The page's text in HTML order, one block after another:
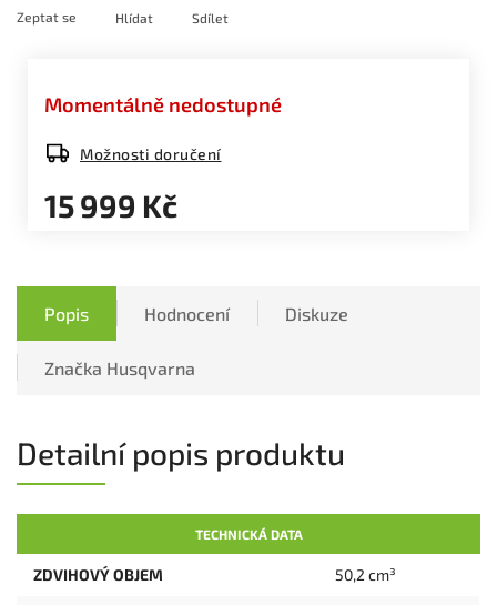
15 999 Kč
Momentálně nedostupné
Možnosti doručení
Zeptat se Hlídat Sdílet
Popis Hodnocení Diskuze
Značka Husqvarna
Detailní popis produktu
TECHNICKÁ DATA
ZDVIHOVÝ OBJEM 50,2 cm³